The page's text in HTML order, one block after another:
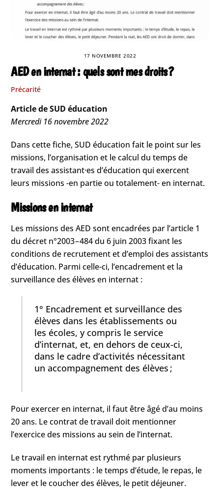
17 NOVEMBRE 2022
AED en internat : quels sont mes droits ?
Précarité
Article de SUD éducation
Mercredi 16 novembre 2022
Dans cette fiche, SUD éducation fait le point sur les
missions, l’organisation et le calcul du temps de
travail des assistant·es d’éducation qui exercent
leurs missions -en partie ou totalement- en internat.
Missions en internat
Les missions des AED sont encadrées par l’article 1
du décret n°2003 – 484 du 6 juin 2003 fixant les
conditions de recrutement et d’emploi des assistants
d’éducation. Parmi celle-ci, l’encadrement et la
surveillance des élèves en internat :
1° Encadrement et surveillance des
élèves dans les établissements ou
les écoles, y compris le service
d’internat, et, en dehors de ceux-ci,
dans le cadre d’activités nécessitant
un accompagnement des élèves ;
Pour exercer en internat, il faut être âgé d’au moins
20 ans. Le contrat de travail doit mentionner
l’exercice des missions au sein de l’internat.
Le travail en internat est rythmé par plusieurs
moments importants : le temps d’étude, le repas, le
lever et le coucher des élèves, le petit déjeuner.